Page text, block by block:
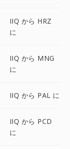
IIQ から HRZ
に
IIQ から MNG
に
IIQ から PAL に
IIQ から PCD
に